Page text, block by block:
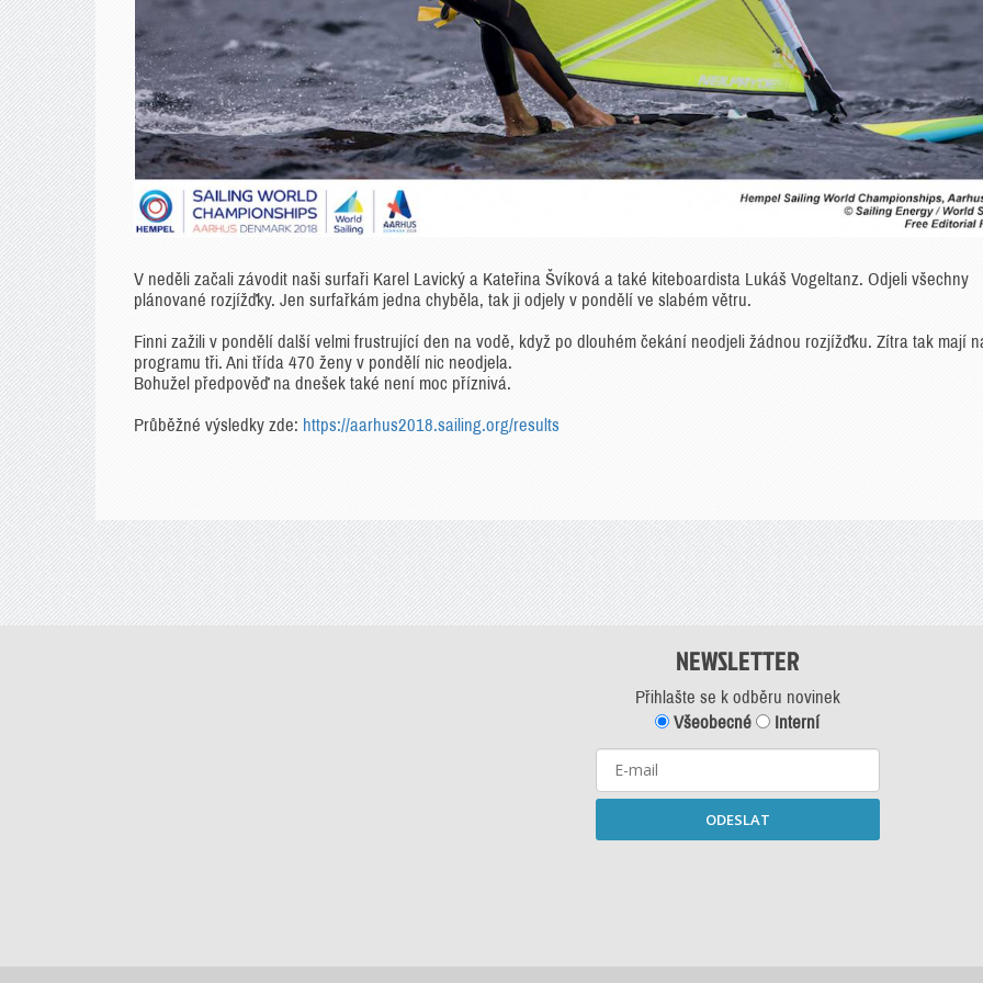
V neděli začali závodit naši surfaři Karel Lavický a Kateřina Švíková a také kiteboardista Lukáš Vogeltanz. Odjeli všechny
plánované rozjížďky. Jen surfařkám jedna chyběla, tak ji odjely v pondělí ve slabém větru.
Finni zažili v pondělí další velmi frustrující den na vodě, když po dlouhém čekání neodjeli žádnou rozjížďku. Zítra tak mají
programu tři. Ani třída 470 ženy v pondělí nic neodjela.
Bohužel předpověď na dnešek také není moc příznivá.
Průběžné výsledky zde: https://aarhus2018.sailing.org/results
NEWSLETTER
Přihlašte se k odběru novinek
Všeobecné
Interní
ODESLAT